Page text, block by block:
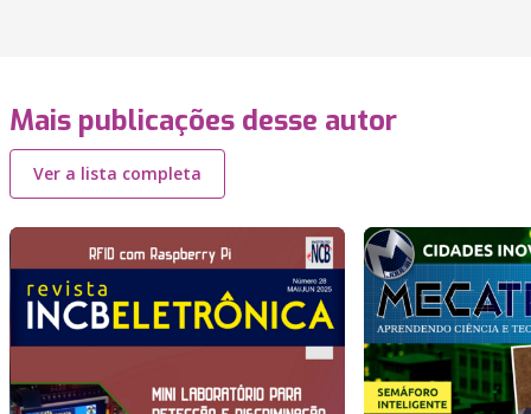
Mais publicações desse autor
Ver a lista completa